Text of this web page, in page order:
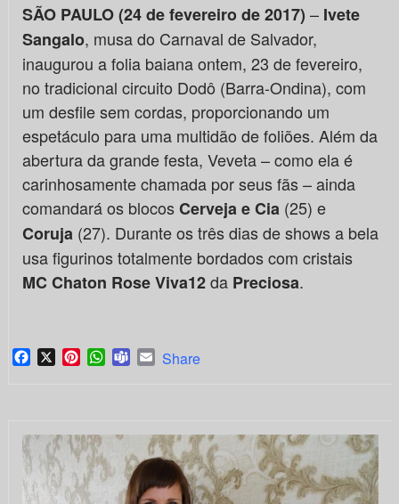
SÃO PAULO (24 de fevereiro de 2017) – Ivete
Sangalo, musa do Carnaval de Salvador,
inaugurou a folia baiana ontem, 23 de fevereiro,
no tradicional circuito Dodô (Barra-Ondina), com
um desfile sem cordas, proporcionando um
espetáculo para uma multidão de foliões. Além da
abertura da grande festa, Veveta – como ela é
carinhosamente chamada por seus fãs – ainda
comandará os blocosCerveja e Cia (25) e
Coruja (27). Durante os três dias de shows a bela
usa figurinos totalmente bordados com cristais
MC Chaton Rose Viva12da Preciosa.
Facebook
X PinterestWhatsApp
TeamsEmail
Share